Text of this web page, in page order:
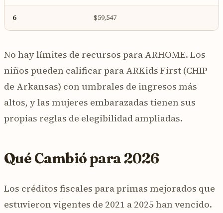
6 $59,547
No hay límites de recursos para ARHOME. Los
niños pueden calificar para ARKids First (CHIP
de Arkansas) con umbrales de ingresos más
altos, y las mujeres embarazadas tienen sus
propias reglas de elegibilidad ampliadas.
Qué Cambió para 2026
Los créditos fiscales para primas mejorados que
estuvieron vigentes de 2021 a 2025 han vencido.